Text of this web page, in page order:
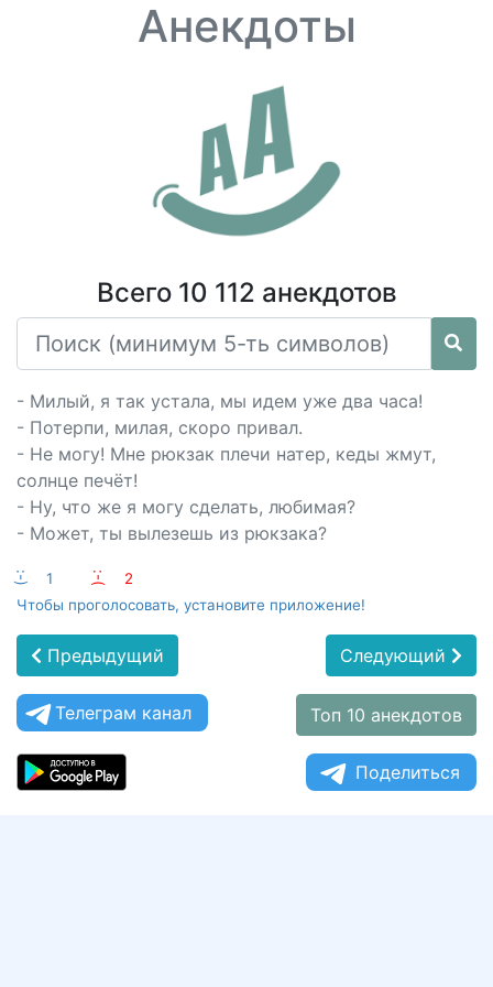
Анекдоты
Всего 10 112 анекдотов
- Милый, я так устала, мы идем уже два часа!
- Потерпи, милая, скоро привал.
- Не могу! Мне рюкзак плечи натер, кеды жмут,
солнце печёт!
- Ну, что же я могу сделать, любимая?
- Может, ты вылезешь из рюкзака?
:-) 1 :-(
2
Чтобы проголосовать, установите приложение!
Предыдущий Следующий
Телеграм канал Топ 10 анекдотов
Поделиться